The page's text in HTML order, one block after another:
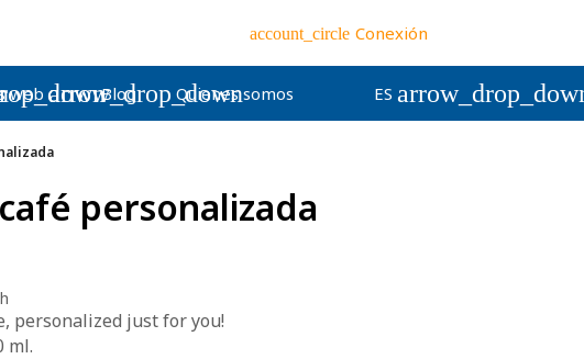
account_circle Conexión
web arrow_drop_down
Blog Quienes somos ES
personalizada
personalized just for you!
ml.